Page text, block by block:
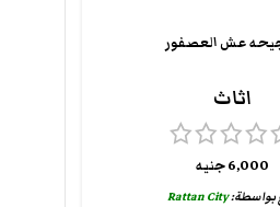
عش العصفور
اثاث
6,000جنيه
بواسطة:Rattan City